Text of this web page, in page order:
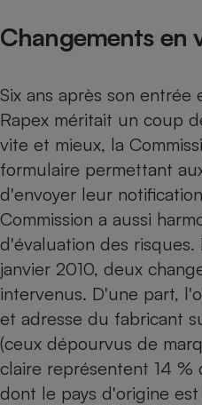
Changements en
Six ans après son entrée
Rapex méritait un coup
vite et mieux, la
formulaire permettant
d'envoyer leur
Commission a aussi
d'évaluation des risques.
janvier 2010, deux
intervenus. D'une part,
et adresse du fabricant
(ceux dépourvus de
claire représentent 14 %
dont le pays d'origine